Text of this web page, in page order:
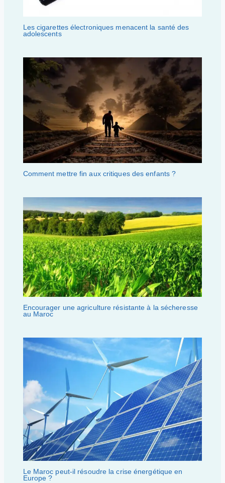
Les cigarettes électroniques menacent la santé des
adolescents
Comment mettre fin aux critiques des enfants ?
Encourager une agriculture résistante à la sécheresse
au Maroc
Le Maroc peut-il résoudre la crise énergétique en
Europe ?